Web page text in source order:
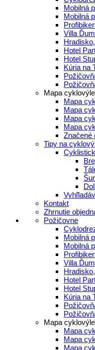
Mobilná
Mobilná
Villa
Hotel
Hotel
Kúria na
Mapa
Mapa
Mapa
Mapa
Mapa
Značené
Tipy na
Kontakt
Zhrnutie
Požičovne
Mobilná
Mobilná
Villa
Hotel
Hotel
Kúria na
Mapa
Mapa
Mapa
Mapa